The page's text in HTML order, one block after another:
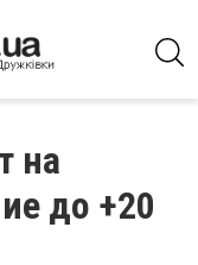
на
до +20